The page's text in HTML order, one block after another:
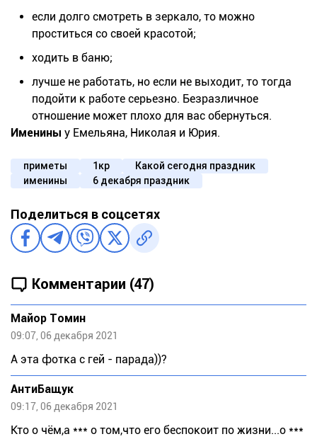
если долго смотреть в зеркало, то можно
проститься со своей красотой;
ходить в баню;
лучше не работать, но если не выходит, то тогда
подойти к работе серьезно. Безразличное
отношение может плохо для вас обернуться.
Именины у Емельяна, Николая и Юрия.
приметы 1кр
Какой сегодня праздник
именины
6 декабря праздник
Поделиться в соцсетях
Комментарии (47)
Майор Томин
09:07, 06 декабря 2021
А эта фотка с гей - парада))?
АнтиБащук
09:17, 06 декабря 2021
Кто о чём,а *** о том,что его беспокоит по жизни...о ***